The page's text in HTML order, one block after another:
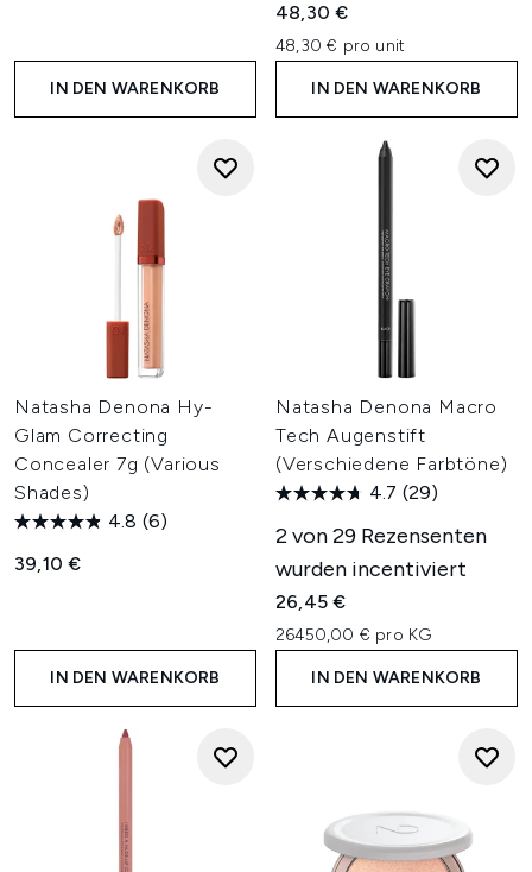
IN DEN WARENKORB
48,30 €
48,30 € pro unit
IN DEN WARENKORB
Natasha Denona Hy-
Glam Correcting
Concealer 7g (Various
Shades)
4.8 (6)
39,10 €
IN DEN WARENKORB
Natasha Denona Macro
Tech Augenstift
(Verschiedene Farbtöne)
4.7 (29)
2 von 29 Rezensenten
wurden incentiviert
26,45 €
26450,00 € pro KG
IN DEN WARENKORB